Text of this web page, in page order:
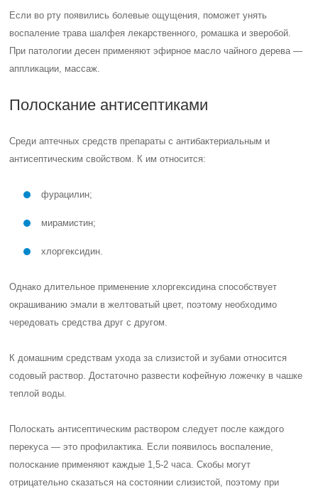
Если во рту появились болевые ощущения, поможет унять
воспаление трава шалфея лекарственного, ромашка и зверобой.
При патологии десен применяют эфирное масло чайного дерева —
аппликации, массаж.
Полоскание антисептиками
Среди аптечных средств препараты с антибактериальным и
антисептическим свойством. К им относится:
фурацилин;
мирамистин;
хлоргексидин.
Однако длительное применение хлоргексидина способствует
окрашиванию эмали в желтоватый цвет, поэтому необходимо
чередовать средства друг с другом.
К домашним средствам ухода за слизистой и зубами относится
содовый раствор. Достаточно развести кофейную ложечку в чашке
теплой воды.
Полоскать антисептическим раствором следует после каждого
перекуса — это профилактика. Если появилось воспаление,
полоскание применяют каждые 1,5-2 часа. Скобы могут
отрицательно сказаться на состоянии слизистой, поэтому при